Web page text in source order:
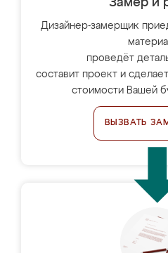
Замер и
Дизайнер-замерщик
проведёт
составит проект и
стоимости Вашей
ВЫЗВАТЬ